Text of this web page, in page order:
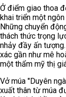
Ở điểm giao thoa
khai triển một
Những chuyển
thách thức trọng
nhảy đầy ấn
xác gần như mê
một thẩm mỹ thị
Vở múa "Duyên
xuất thân từ múa